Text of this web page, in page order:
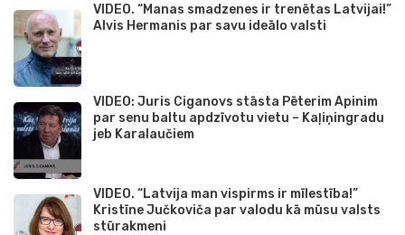
VIDEO. “Manas smadzenes ir trenētas Latvijai!”
Alvis Hermanis par savu ideālo valsti
VIDEO: Juris Ciganovs stāsta Pēterim Apinim
par senu baltu apdzīvotu vietu – Kaļiņingradu
jeb Karalaučiem
VIDEO. “Latvija man vispirms ir mīlestība!”
Kristīne Jučkoviča par valodu kā mūsu valsts
stūrakmeni